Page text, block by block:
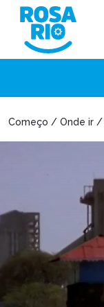
Começo / Onde ir